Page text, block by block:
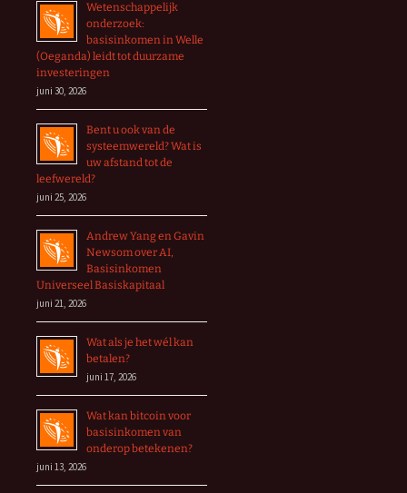
Wetenschappelijk
onderzoek:
basisinkomen in Welle
(Oeganda) leidt tot duurzame
investeringen
juni 30, 2026
Bent u ook van de
systeemwereld? Wat is
uw afstand tot de
leefwereld?
juni 25, 2026
Andrew Yang en Gavin
Newsom over AI,
Basisinkomen
Universeel Basiskapitaal
juni 21, 2026
Wat als je het wél kan
betalen?
juni 17, 2026
Wat kan bitcoin voor
basisinkomen van
onderop betekenen?
juni 13, 2026